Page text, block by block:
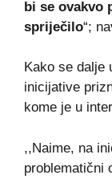
bi se ovakvo
spriječilo“;
Kako se dalje
inicijative
kome je u
,,Naime, na
problematični